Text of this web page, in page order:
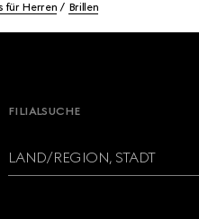
für Herren Brillen
FILIALSUCHE
LAND/REGION, STADT